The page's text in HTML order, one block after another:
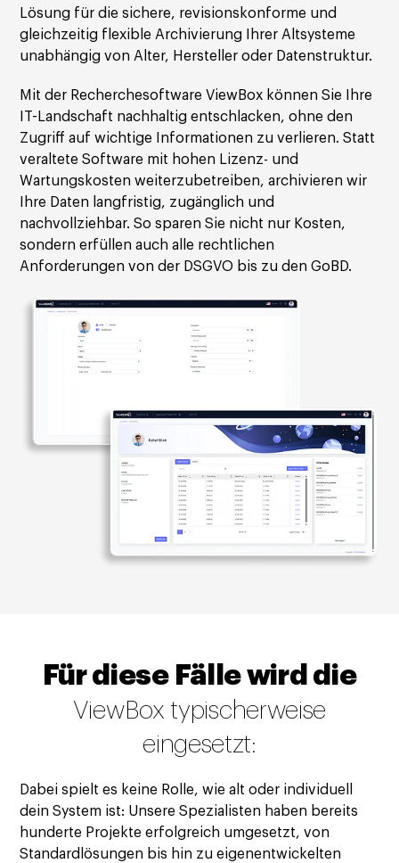
Lösung für die sichere, revisionskonforme und
gleichzeitig flexible Archivierung Ihrer Altsysteme
unabhängig von Alter, Hersteller oder Datenstruktur.
Mit der Recherchesoftware ViewBox können Sie Ihre
IT-Landschaft nachhaltig entschlacken, ohne den
Zugriff auf wichtige Informationen zu verlieren. Statt
veraltete Software mit hohen Lizenz- und
Wartungskosten weiterzubetreiben, archivieren wir
Ihre Daten langfristig, zugänglich und
nachvollziehbar. So sparen Sie nicht nur Kosten,
sondern erfüllen auch alle rechtlichen
Anforderungen von der DSGVO bis zu den GoBD.
Für diese Fälle wird die
ViewBox typischerweise
eingesetzt:
Dabei spielt es keine Rolle, wie alt oder individuell
dein System ist: Unsere Spezialisten haben bereits
hunderte Projekte erfolgreich umgesetzt, von
Standardlösungen bis hin zu eigenentwickelten